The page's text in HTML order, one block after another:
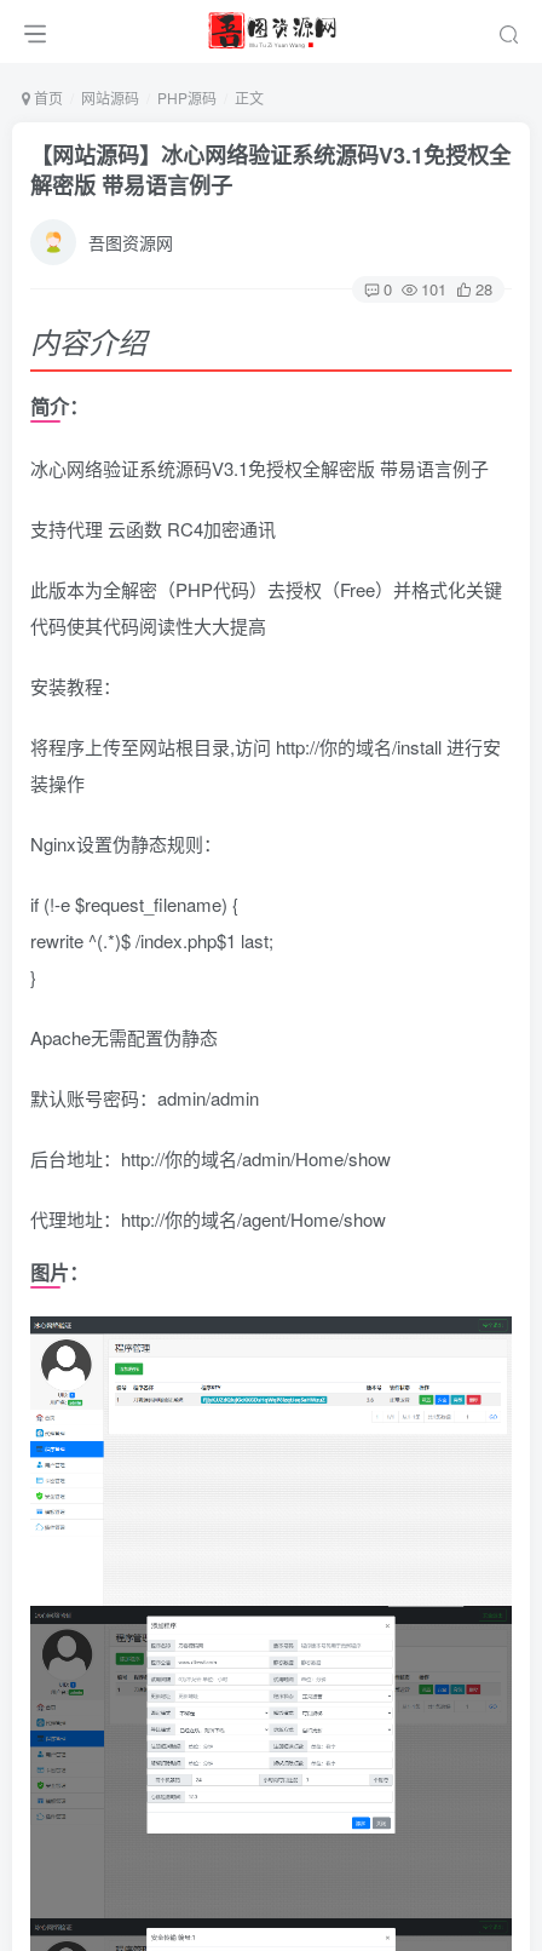
首页 网站源码 PHP源码 正文
【网站源码】冰心网络验证系统源码V3.1免授权全
解密版 带易语言例子
吾图资源网
0 101 28
内容介绍
简介：
冰心网络验证系统源码V3.1免授权全解密版 带易语言例子
支持代理 云函数 RC4加密通讯
此版本为全解密（PHP代码）去授权（Free）并格式化关键
代码使其代码阅读性大大提高
安装教程：
将程序上传至网站根目录,访问 http://你的域名/install 进行安
装操作
Nginx设置伪静态规则：
if (!-e $request_filename) {
rewrite ^(.*)$ /index.php$1 last;
}
Apache无需配置伪静态
默认账号密码：admin/admin
后台地址：http://你的域名/admin/Home/show
代理地址：http://你的域名/agent/Home/show
图片：